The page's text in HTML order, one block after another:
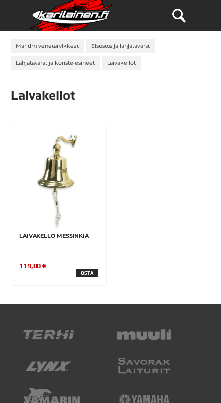
Maritim venetarvikkeet Sisustus ja lahjatavarat
Lahjatavarat ja koriste-esineet Laivakellot
Laivakellot
LAIVAKELLO MESSINKIÄ
119,00 €
OSTA